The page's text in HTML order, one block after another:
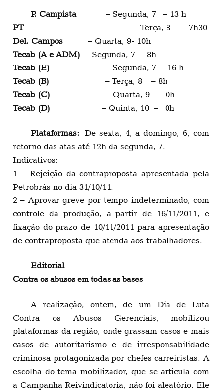
P. Campista– Segunda, 7 – 13 h
PT– Terça, 8 – 7h30
Del. Campos – Quarta, 9- 10h
Tecab (A e ADM) – Segunda, 7 – 8h
Tecab (E) – Segunda, 7 – 16 h
Tecab (B) – Terça, 8 – 8h
Tecab (C) – Quarta, 9 – 0h
Tecab (D) – Quinta, 10 – 0h
Plataformas: De sexta, 4, a domingo, 6, com
retorno das atas até 12h da segunda, 7.
Indicativos:
1 – Rejeição da contraproposta apresentada pela
Petrobrás no dia 31/10/11.
2 – Aprovar greve por tempo indeterminado, com
controle da produção, a partir de 16/11/2011, e
fixação do prazo de 10/11/2011 para apresentação
de contraproposta que atenda aos trabalhadores.
Editorial
Contra os abusos em todas as bases
A realização, ontem, de um Dia de Luta
Contra os Abusos Gerenciais, mobilizou
plataformas da região, onde grassam casos e mais
casos de autoritarismo e de irresponsabilidade
criminosa protagonizada por chefes carreiristas. A
escolha do tema mobilizador, que se articula com
a Campanha Reivindicatória, não foi aleatório. Ele